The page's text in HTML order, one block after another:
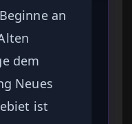
Beginne an
dem
Neues
ist